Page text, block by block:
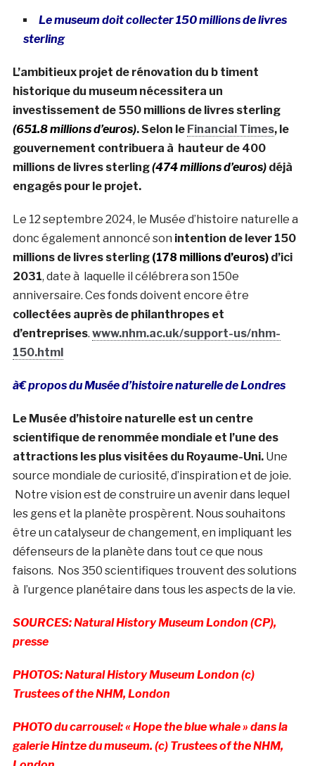
Le museum doit collecter 150 millions de livres
sterling
L’ambitieux projet de rénovation du b timent
historique du museum nécessitera un
investissement de 550 millions de livres sterling
(651.8 millions d’euros). Selon le Financial Times, le
gouvernement contribuera à hauteur de 400
millions de livres sterling(474 millions d’euros) déjà
engagés pour le projet.
Le 12 septembre 2024, le Musée d’histoire naturelle a
donc également annoncé son intention de lever 150
millions de livres sterling (178 millions d’euros) d’ici
2031, date à laquelle il célébrera son 150e
anniversaire. Ces fonds doivent encore être
collectées auprès de philanthropes et
d’entreprises. www.nhm.ac.uk/support-us/nhm-
150.html
à€ propos du Musée d’histoire naturelle de Londres
Le Musée d’histoire naturelle est un centre
scientifique de renommée mondiale et l’une des
attractions les plus visitées du Royaume-Uni.Une
source mondiale de curiosité, d’inspiration et de joie.
Notre vision est de construire un avenir dans lequel
les gens et la planète prospèrent. Nous souhaitons
être un catalyseur de changement, en impliquant les
défenseurs de la planète dans tout ce que nous
faisons. Nos 350 scientifiques trouvent des solutions
à l’urgence planétaire dans tous les aspects de la vie.
SOURCES: Natural History Museum London (CP),
presse
PHOTOS: Natural History Museum London (c)
Trustees of the NHM, London
PHOTO du carrousel: « Hope the blue whale » dans la
galerie Hintze du museum. (c) Trustees of the NHM,